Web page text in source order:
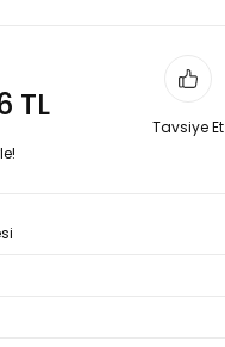
TL
Tavsiye Et